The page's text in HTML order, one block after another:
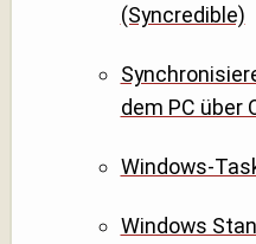
(Syncredible)
dem PC über
Windows-
Windows